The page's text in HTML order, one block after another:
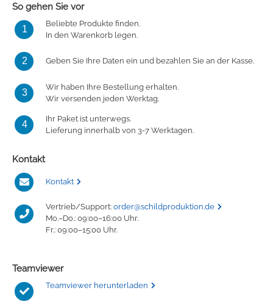
So gehen Sie vor
1
Beliebte Produkte finden.
In den Warenkorb legen.
2 Geben Sie Ihre Daten ein und bezahlen Sie an der Kasse.
3
Wir haben Ihre Bestellung erhalten.
Wir versenden jeden Werktag.
4
Ihr Paket ist unterwegs.
Lieferung innerhalb von 3-7 Werktagen.
Kontakt
Kontakt
Vertrieb/Support: order@schildproduktion.de
Mo.–Do.: 09:00–16:00 Uhr.
Fr.: 09:00–15:00 Uhr.
Teamviewer
Teamviewer herunterladen